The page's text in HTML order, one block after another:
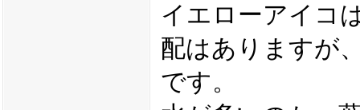
イエローアイコ
配はありますが
です。